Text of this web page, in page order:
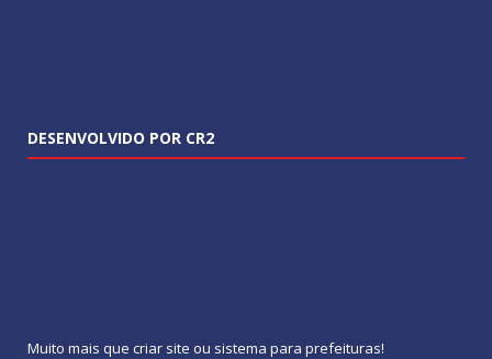
DESENVOLVIDO POR CR2
Muito mais que criar site ou sistema para prefeituras!